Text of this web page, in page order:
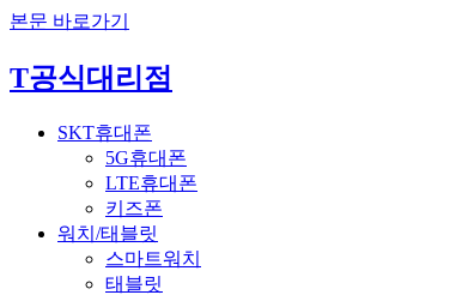
본문 바로가기
T공식대리점
SKT휴대폰
5G휴대폰
LTE휴대폰
키즈폰
워치/태블릿
스마트워치
태블릿